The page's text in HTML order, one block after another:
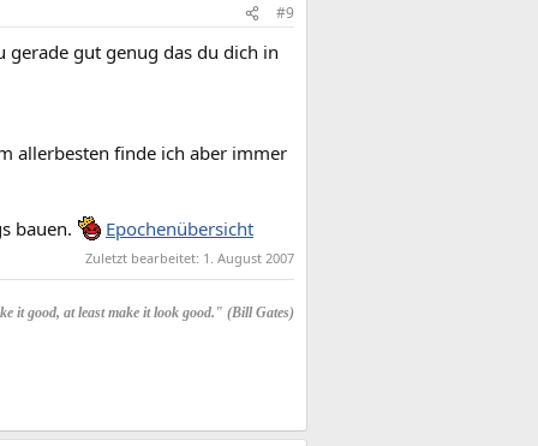
#9
gerade gut genug das du dich in
allerbesten finde ich aber immer
bauen. Epochenübersicht
Zuletzt bearbeitet: 1. August 2007
it good, at least make it look good." (Bill Gates)